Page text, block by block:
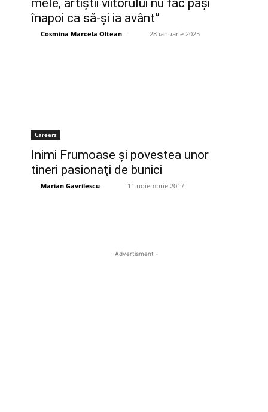
înapoi ca să-și ia avânt”
Cosmina Marcela Oltean - 28 ianuarie 2025
Careers
Inimi Frumoase şi povestea unor
tineri pasionaţi de bunici
Marian Gavrilescu - 11 noiembrie 2017
- Advertisment -